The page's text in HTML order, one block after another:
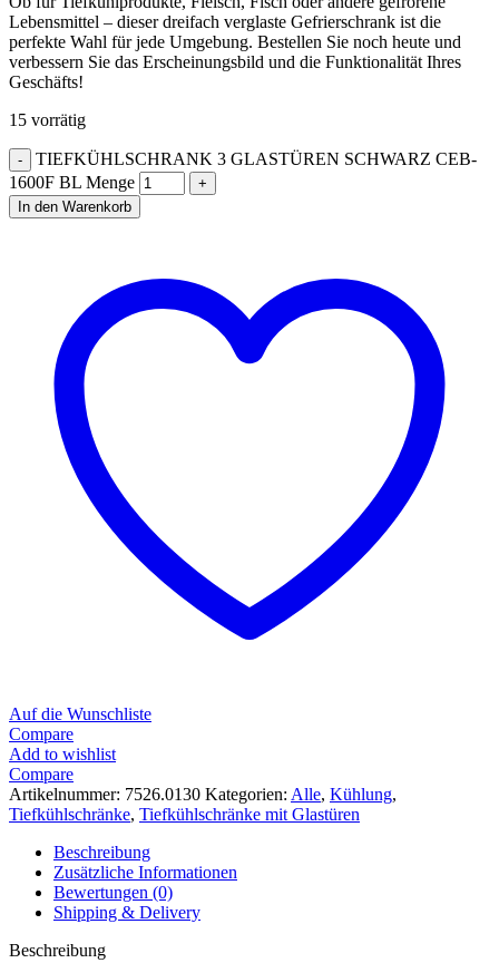
Lebensmittel – dieser dreifach verglaste Gefrierschrank ist die
perfekte Wahl für jede Umgebung. Bestellen Sie noch heute und
verbessern Sie das Erscheinungsbild und die Funktionalität Ihres
Geschäfts!
15 vorrätig
TIEFKÜHLSCHRANK 3 GLASTÜREN SCHWARZ CEB-
1600F BL Menge
In den Warenkorb
Auf die Wunschliste
Compare
Add to wishlist
Compare
Artikelnummer: 7526.0130 Kategorien: Alle, Kühlung,
Tiefkühlschränke, Tiefkühlschränke mit Glastüren
Beschreibung
Zusätzliche Informationen
Bewertungen (0)
Shipping & Delivery
Beschreibung